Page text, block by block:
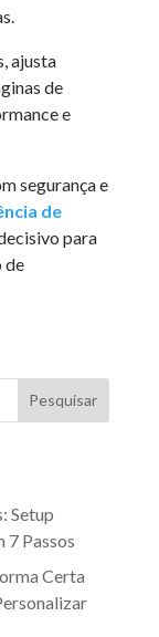
ajusta
de
e
segurança e
de
para
de
Pesquisar
Setup
7 Passos
Certa